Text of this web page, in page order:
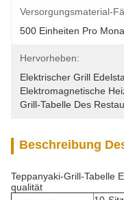
Versorgungsmaterial-
500 Einheiten Pro
Hervorheben:
Elektrischer Grill
Elektromagnetische
Grill-Tabelle Des
Beschreibung
Teppanyaki-Grill-Tabelle
qualität